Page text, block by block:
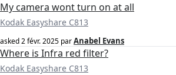
My camera wont turn on at all
Kodak Easyshare C813
asked2 févr. 2025 parAnabel Evans
Where is Infra red filter?
Kodak Easyshare C813